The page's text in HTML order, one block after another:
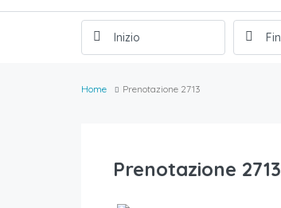
Home Prenotazione 2713
Prenotazione 2713